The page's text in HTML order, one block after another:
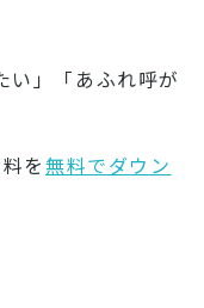
い」「あふれ呼が
を無料でダウン